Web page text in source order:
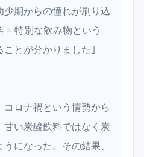
少期からの憧れが刷り込
= 特別な飲み物という
とが分かりました｣
コロナ禍という情勢から
甘い炭酸飲料ではなく炭
になった。その結果、